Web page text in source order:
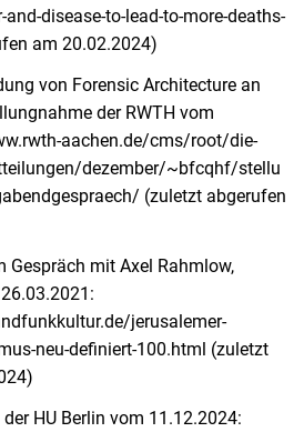
disease-to-lead-to-more-deaths-
am 20.02.2024)
von Forensic Architecture an
der RWTH vom
aachen.de/cms/root/die-
dezember/~bfcqhf/stellu
(zuletzt abgerufen
Gespräch mit Axel Rahmlow,
jerusalemer-
neu-definiert-100.html (zuletzt
HU Berlin vom 11.12.2024: